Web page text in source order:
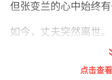
但张变兰的心中始终有
如今，丈夫突然离世。
这个张变兰心中从
挂，她必须得找到他！
点击查